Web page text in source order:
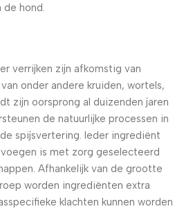
hond.
verrijken zijn afkomstig van
onder andere kruiden, wortels,
zijn oorsprong al duizenden jaren
de natuurlijke processen in
spijsvertering. Ieder ingrediënt
is met zorg geselecteerd
Afhankelijk van de grootte
worden ingrediënten extra
klachten kunnen worden